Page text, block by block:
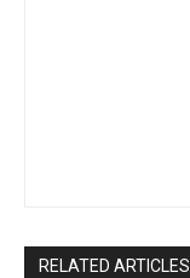
RELATED ARTICLES